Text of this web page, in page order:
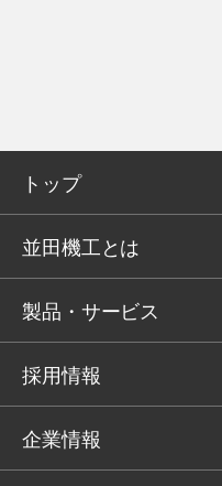
トップ
並田機工とは
製品・サービス
採用情報
企業情報